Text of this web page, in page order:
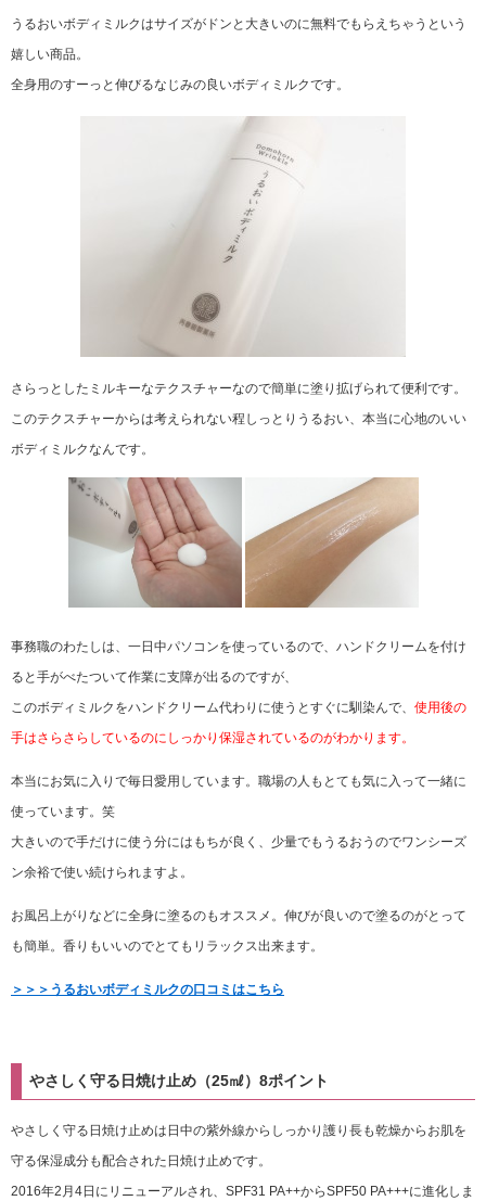
うるおいボディミルクはサイズがドンと大きいのに無料でもらえちゃうという
嬉しい商品。
全身用のすーっと伸びるなじみの良いボディミルクです。
さらっとしたミルキーなテクスチャーなので簡単に塗り拡げられて便利です。
このテクスチャーからは考えられない程しっとりうるおい、本当に心地のいい
ボディミルクなんです。
事務職のわたしは、一日中パソコンを使っているので、ハンドクリームを付け
ると手がべたついて作業に支障が出るのですが、
このボディミルクをハンドクリーム代わりに使うとすぐに馴染んで、 使用後の
手はさらさらしているのにしっかり保湿されているのがわかります。
本当にお気に入りで毎日愛用しています。職場の人もとても気に入って一緒に
使っています。笑
大きいので手だけに使う分にはもちが良く、少量でもうるおうのでワンシーズ
ン余裕で使い続けられますよ。
お風呂上がりなどに全身に塗るのもオススメ。伸びが良いので塗るのがとって
も簡単。香りもいいのでとてもリラックス出来ます。
＞＞＞うるおいボディミルクの口コミはこちら
やさしく守る日焼け止め（25㎖）8ポイント
やさしく守る日焼け止めは日中の紫外線からしっかり護り長も乾燥からお肌を
守る保湿成分も配合された日焼け止めです。
2016年2月4日にリニューアルされ、SPF31 PA++からSPF50 PA+++に進化しま